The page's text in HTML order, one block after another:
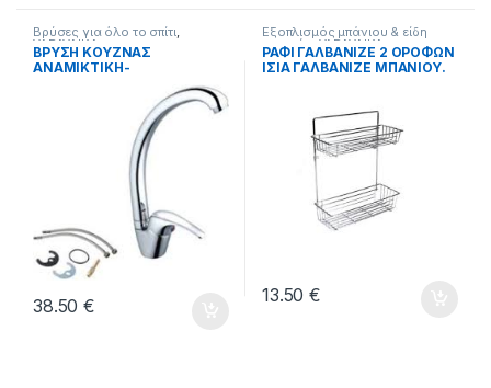
Βρύσες για όλο το σπίτι,
ΥΔΡΑΥΛΙΚΑ
ΒΡΥΣΗ ΚΟΥΖΝΑΣ
ΑΝΑΜΙΚΤΙΚΗ-
ΘΕΡΜΟΜΙΚΤΙΚΗ ΜΕ ΨΗΛΟ
38.50€
Εξοπλισμός μπάνιου & είδη
υγιεινής ,ΥΔΡΑΥΛΙΚΑ
ΡΑΦΙ ΓΑΛΒΑΝΙΖΕ 2 ΟΡΟΦΩΝ
ΙΣΙΑ ΓΑΛΒΑΝΙΖΕ ΜΠΑΝΙΟΥ.
13.50€